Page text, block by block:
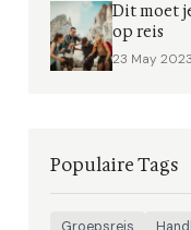
Dit moet
op reis
23 May 2023
Populaire Tags